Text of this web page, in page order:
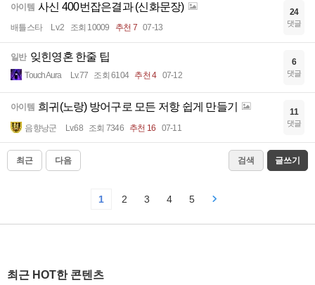
아이템 사신 400번잡은결과 (신화문장)
배틀스타 Lv.2 조회 10009 추천 7 07-13
24
댓글
일반 잊힌영혼 한줄 팁
TouchAura Lv.77 조회 6104 추천 4 07-12
6
댓글
아이템 희귀(노랑) 방어구로 모든 저항 쉽게 만들기
음향낭군 Lv.68 조회 7346 추천 16 07-11
11
댓글
최근 다음 검색 글쓰기
1 2 3 4 5
최근 HOT한 콘텐츠